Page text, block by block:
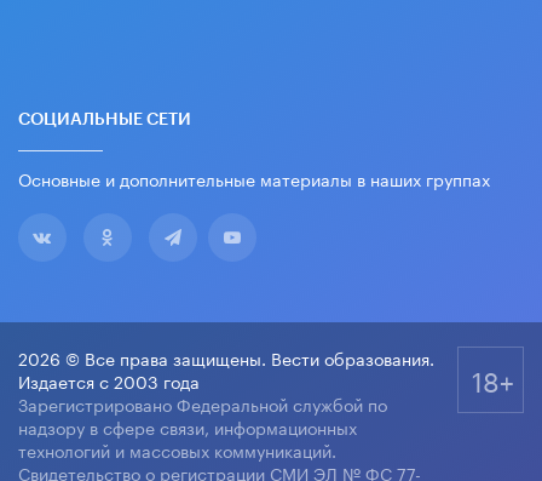
СОЦИАЛЬНЫЕ СЕТИ
Основные и дополнительные материалы в наших группах
2026 © Все права защищены. Вести образования.
Издается с 2003 года
Зарегистрировано Федеральной службой по
надзору в сфере связи, информационных
технологий и массовых коммуникаций.
Свидетельство о регистрации СМИ ЭЛ № ФС 77-
18+